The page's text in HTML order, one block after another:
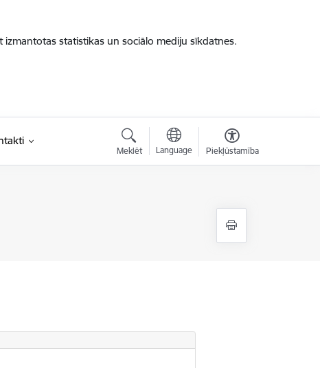
statistikas un sociālo mediju sīkdatnes.
Meklēt Language Piekļūstamība